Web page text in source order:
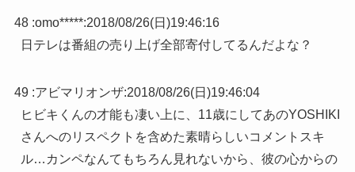
48 :omo*****:2018/08/26(日)19:46:16
日テレは番組の売り上げ全部寄付してるんだよな？
49 :アビマリオンザ:2018/08/26(日)19:46:04
ヒビキくんの才能も凄い上に、11歳にしてあのYOSHIKI
さんへのリスペクトを含めた素晴らしいコメントスキ
ル…カンペなんてもちろん見れないから、彼の心からの